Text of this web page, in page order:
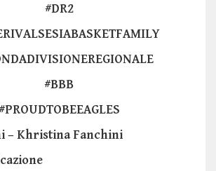
#DR2
#BBB
– Khristina Fanchini